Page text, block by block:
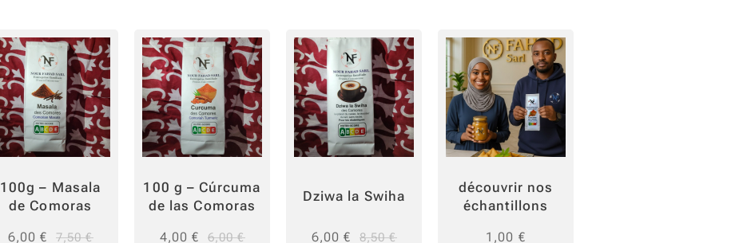
100g – Masala
de Comoras
6,00 € 7,50€
100 g – Cúrcuma
de las Comoras
4,00 € 6,00€
Dziwa la Swiha
6,00 € 8,50€
découvrir nos
échantillons
1,00 €